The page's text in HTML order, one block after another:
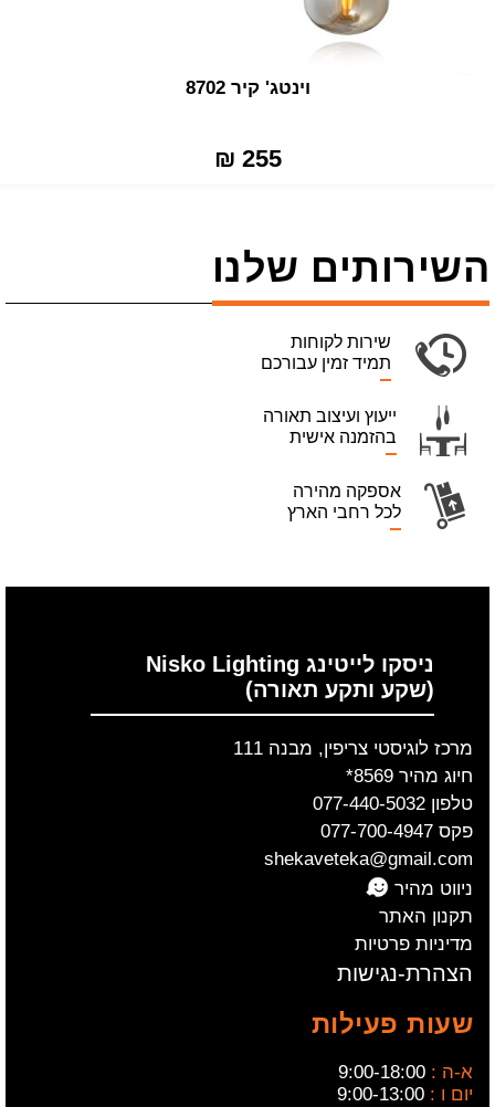
וינטג' קיר 8702
255 ₪
השירותים שלנו
שירות לקוחות
תמיד זמין עבורכם
ייעוץ ועיצוב תאורה
בהזמנה אישית
אספקה מהירה
לכל רחבי הארץ
ניסקו לייטינג Nisko Lighting
(שקע ותקע תאורה)
מרכז לוגיסטי צריפין, מבנה 111
חיוג מהיר 8569*
טלפון 077-440-5032
פקס 077-700-4947
shekaveteka@gmail.com
ניווט מהיר
תקנון האתר
מדיניות פרטיות
הצהרת-נגישות
שעות פעילות
א-ה : 9:00-18:00
יום ו : 9:00-13:00